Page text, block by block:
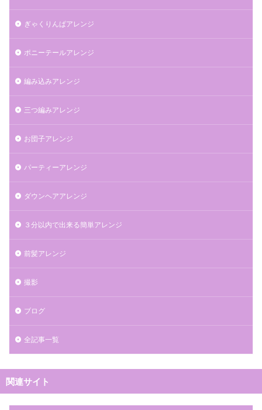
ぎゃくりんぱアレンジ
ポニーテールアレンジ
編み込みアレンジ
三つ編みアレンジ
お団子アレンジ
パーティーアレンジ
ダウンヘアアレンジ
３分以内で出来る簡単アレンジ
前髪アレンジ
撮影
ブログ
全記事一覧
関連サイト